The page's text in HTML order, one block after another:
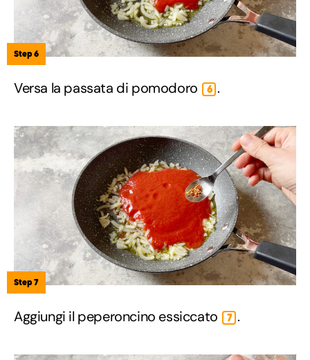
Step 6
Versa la passata di pomodoro 6 .
Step 7
Aggiungi il peperoncino essiccato 7 .